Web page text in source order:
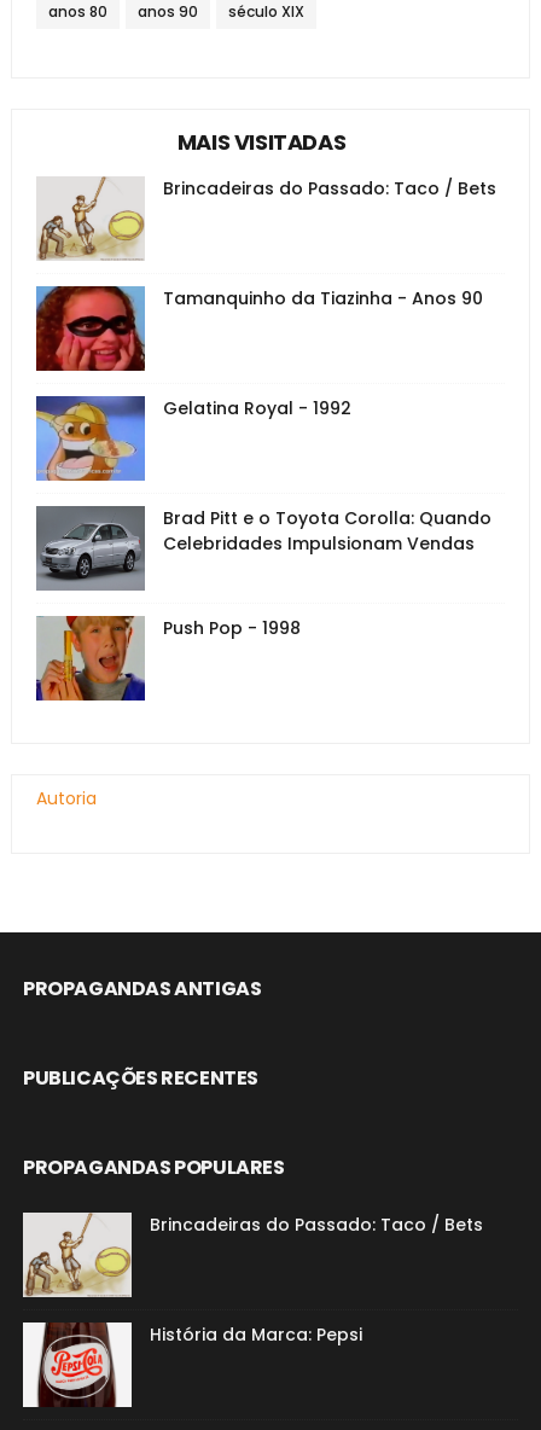
anos 80 anos 90 século XIX
MAIS VISITADAS
Brincadeiras do Passado: Taco / Bets
Tamanquinho da Tiazinha - Anos 90
Gelatina Royal - 1992
Brad Pitt e o Toyota Corolla: Quando
Celebridades Impulsionam Vendas
Push Pop - 1998
Autoria
PROPAGANDAS ANTIGAS
PUBLICAÇÕES RECENTES
PROPAGANDAS POPULARES
Brincadeiras do Passado: Taco / Bets
História da Marca: Pepsi